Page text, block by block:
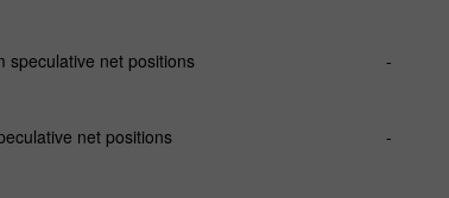
speculative net positions -
net positions -